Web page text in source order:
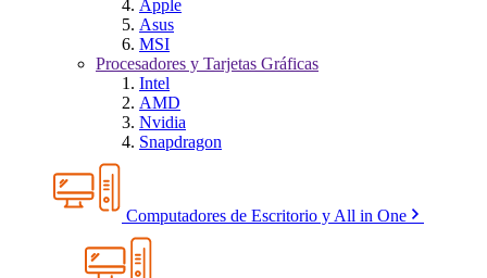
Apple
Asus
MSI
Procesadores y Tarjetas Gráficas
Intel
AMD
Nvidia
Snapdragon
Computadores de Escritorio y All in One